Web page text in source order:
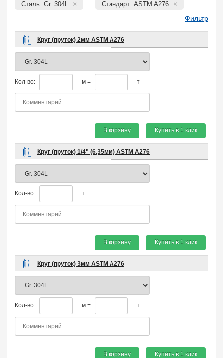
Сталь: Gr. 304L Стандарт: ASTM A276
Фильтр
Круг (пруток) 2мм ASTM A276
Кол-во: м = т
В корзину Купить в 1 клик
Круг (пруток) 1/4" (6,35мм) ASTM A276
Кол-во: т
В корзину Купить в 1 клик
Круг (пруток) 3мм ASTM A276
Кол-во: м = т
В корзину Купить в 1 клик